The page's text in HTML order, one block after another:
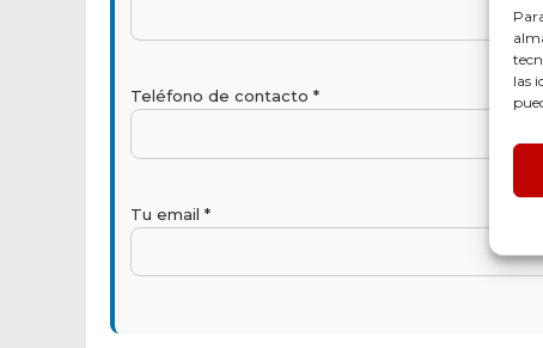
las
Teléfono de contacto *
Tu email *